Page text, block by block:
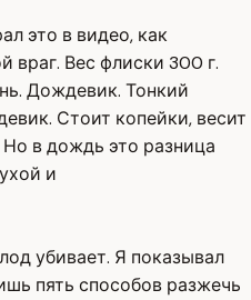
это в видео, как
враг. Вес флиски 300 г.
Дождевик. Тонкий
Стоит копейки, весит
Но в дождь это разница
и
убивает. Я показывал
пять способов разжечь